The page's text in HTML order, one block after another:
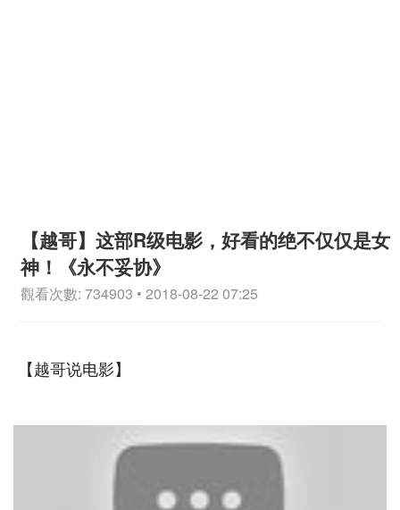
【越哥】这部R级电影，好看的绝不仅仅是女
神！《永不妥协》
觀看次數: 734903 • 2018-08-22 07:25
【越哥说电影】